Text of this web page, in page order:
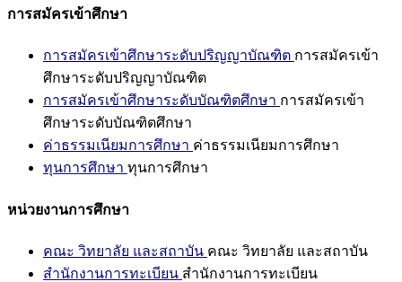
การสมัครเข้าศึกษา
การสมัครเข้าศึกษาระดับปริญญาบัณฑิต การสมัครเข้า
ศึกษาระดับปริญญาบัณฑิต
การสมัครเข้าศึกษาระดับบัณฑิตศึกษา การสมัครเข้า
ศึกษาระดับบัณฑิตศึกษา
ค่าธรรมเนียมการศึกษา ค่าธรรมเนียมการศึกษา
ทุนการศึกษา ทุนการศึกษา
หน่วยงานการศึกษา
คณะ วิทยาลัย และสถาบัน คณะ วิทยาลัย และสถาบัน
สำนักงานการทะเบียน สำนักงานการทะเบียน